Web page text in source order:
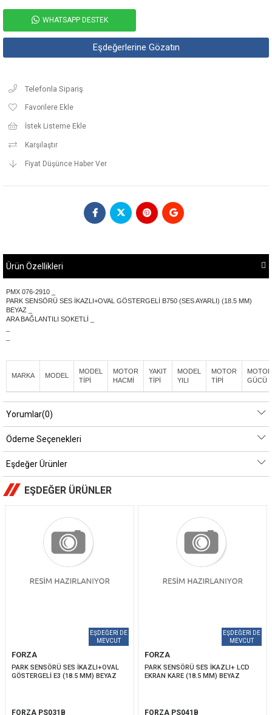
WHATSAPP DESTEK
Eşdeğerlerine Gözatın
Telefonla Sipariş
Favorilere Ekle
İstek Listeme Ekle
Karşılaştır
Fiyat Düşünce Haber Ver
Ürün Özellikleri
PMX 076-2910 _
PARK SENSÖRÜ SES İKAZLI+OVAL GÖSTERGELİ B750 (SES AYARLI) (18.5 MM)
BEYAZ _
ARA BAĞLANTILI SOKETLİ _
MARKA MODEL
MODEL
TİPİ
MOTOR
HACMİ
YAKIT
TİPİ
MODEL
YILI
MOTOR
TİPİ
MOTOR
GÜCÜ
Yorumlar(0)
Ödeme Seçenekleri
Eşdeğer Ürünler
EŞDEĞER ÜRÜNLER
FORZA
PARK SENSÖRÜ SES İKAZLI+OVAL
GÖSTERGELİ E3 (18.5 MM) BEYAZ
FORZA PS031B
FORZA
PARK SENSÖRÜ SES İKAZLI+ LCD
EKRAN KARE (18.5 MM) BEYAZ
FORZA PS041B